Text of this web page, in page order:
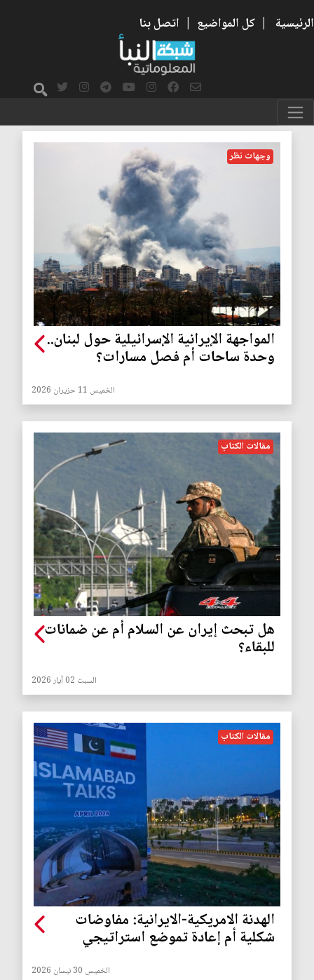
الرئيسية | كل المواضيع | اتصل بنا
الهدنة
وجهات نظر
المواجهة الإيرانية الإسرائيلية حول لبنان..
وحدة ساحات أم فصل مسارات؟
الخميس 11 حزيران 2026
مقالات الكتاب
هل تبحث إيران عن السلام أم عن ضمانات
للبقاء؟
السبت 02 آيار 2026
مقالات الكتاب
الهدنة الامريكية-الايرانية: مفاوضات
شكلية أم إعادة تموضع استراتيجي
الخميس 30 نيسان 2026